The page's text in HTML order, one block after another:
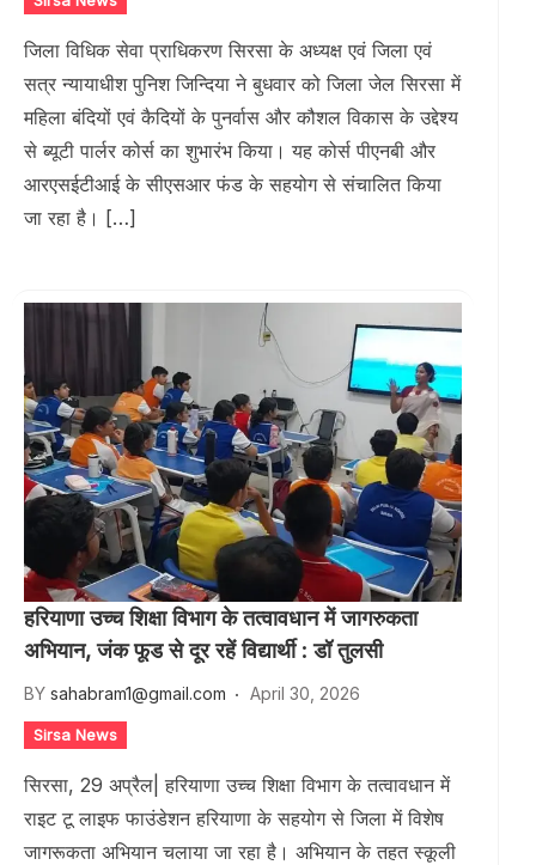
जिला विधिक सेवा प्राधिकरण सिरसा के अध्यक्ष एवं जिला एवं
सत्र न्यायाधीश पुनिश जिन्दिया ने बुधवार को जिला जेल सिरसा में
महिला बंदियों एवं कैदियों के पुनर्वास और कौशल विकास के उद्देश्य
से ब्यूटी पार्लर कोर्स का शुभारंभ किया। यह कोर्स पीएनबी और
आरएसईटीआई के सीएसआर फंड के सहयोग से संचालित किया
जा रहा है। […]
हरियाणा उच्च शिक्षा विभाग के तत्वावधान में जागरुकता
अभियान, जंक फूड से दूर रहें विद्यार्थी : डॉ तुलसी
BY sahabram1@gmail.com April 30, 2026
Sirsa News
सिरसा, 29 अप्रैल| हरियाणा उच्च शिक्षा विभाग के तत्वावधान में
राइट टू लाइफ फाउंडेशन हरियाणा के सहयोग से जिला में विशेष
जागरूकता अभियान चलाया जा रहा है। अभियान के तहत स्कूली